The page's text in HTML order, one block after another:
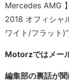
Mercedes AMG
2018 オフィシャ
ワイト/フラット
Motorzではメー
編集部の裏話が